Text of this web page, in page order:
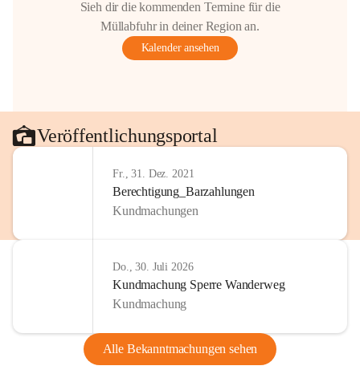
Sieh dir die kommenden Termine für die
Müllabfuhr in deiner Region an.
Kalender ansehen
Veröffentlichungsportal
Fr., 31. Dez. 2021
Berechtigung_Barzahlungen
Kundmachungen
Do., 30. Juli 2026
Kundmachung Sperre Wanderweg
Kundmachung
Alle Bekanntmachungen sehen